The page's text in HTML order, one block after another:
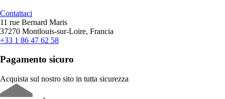
Contattaci
11 rue Bernard Maris
37270 Montlouis-sur-Loire, Francia
+33 1 86 47 62 58
Pagamento sicuro
Acquista sul nostro sito in tutta sicurezza